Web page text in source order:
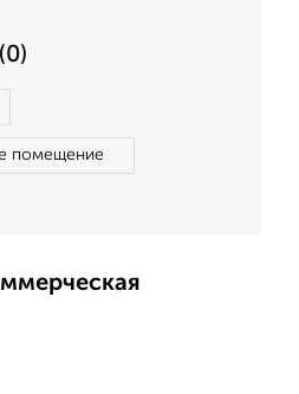
помещение